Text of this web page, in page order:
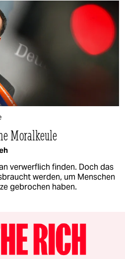
Moralkeule
verwerflich finden. Doch das
werden, um Menschen
gebrochen haben.